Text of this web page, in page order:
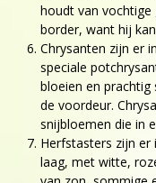
houdt van vochtige
border, want hij
Chrysanten zijn er
speciale
bloeien en
de voordeur.
snijbloemen die in
Herfstasters zijn
laag, met witte,